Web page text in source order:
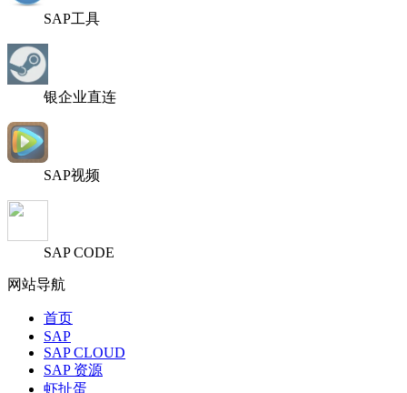
SAP工具
银企业直连
SAP视频
SAP CODE
网站导航
首页
SAP
SAP CLOUD
SAP 资源
虾扯蛋